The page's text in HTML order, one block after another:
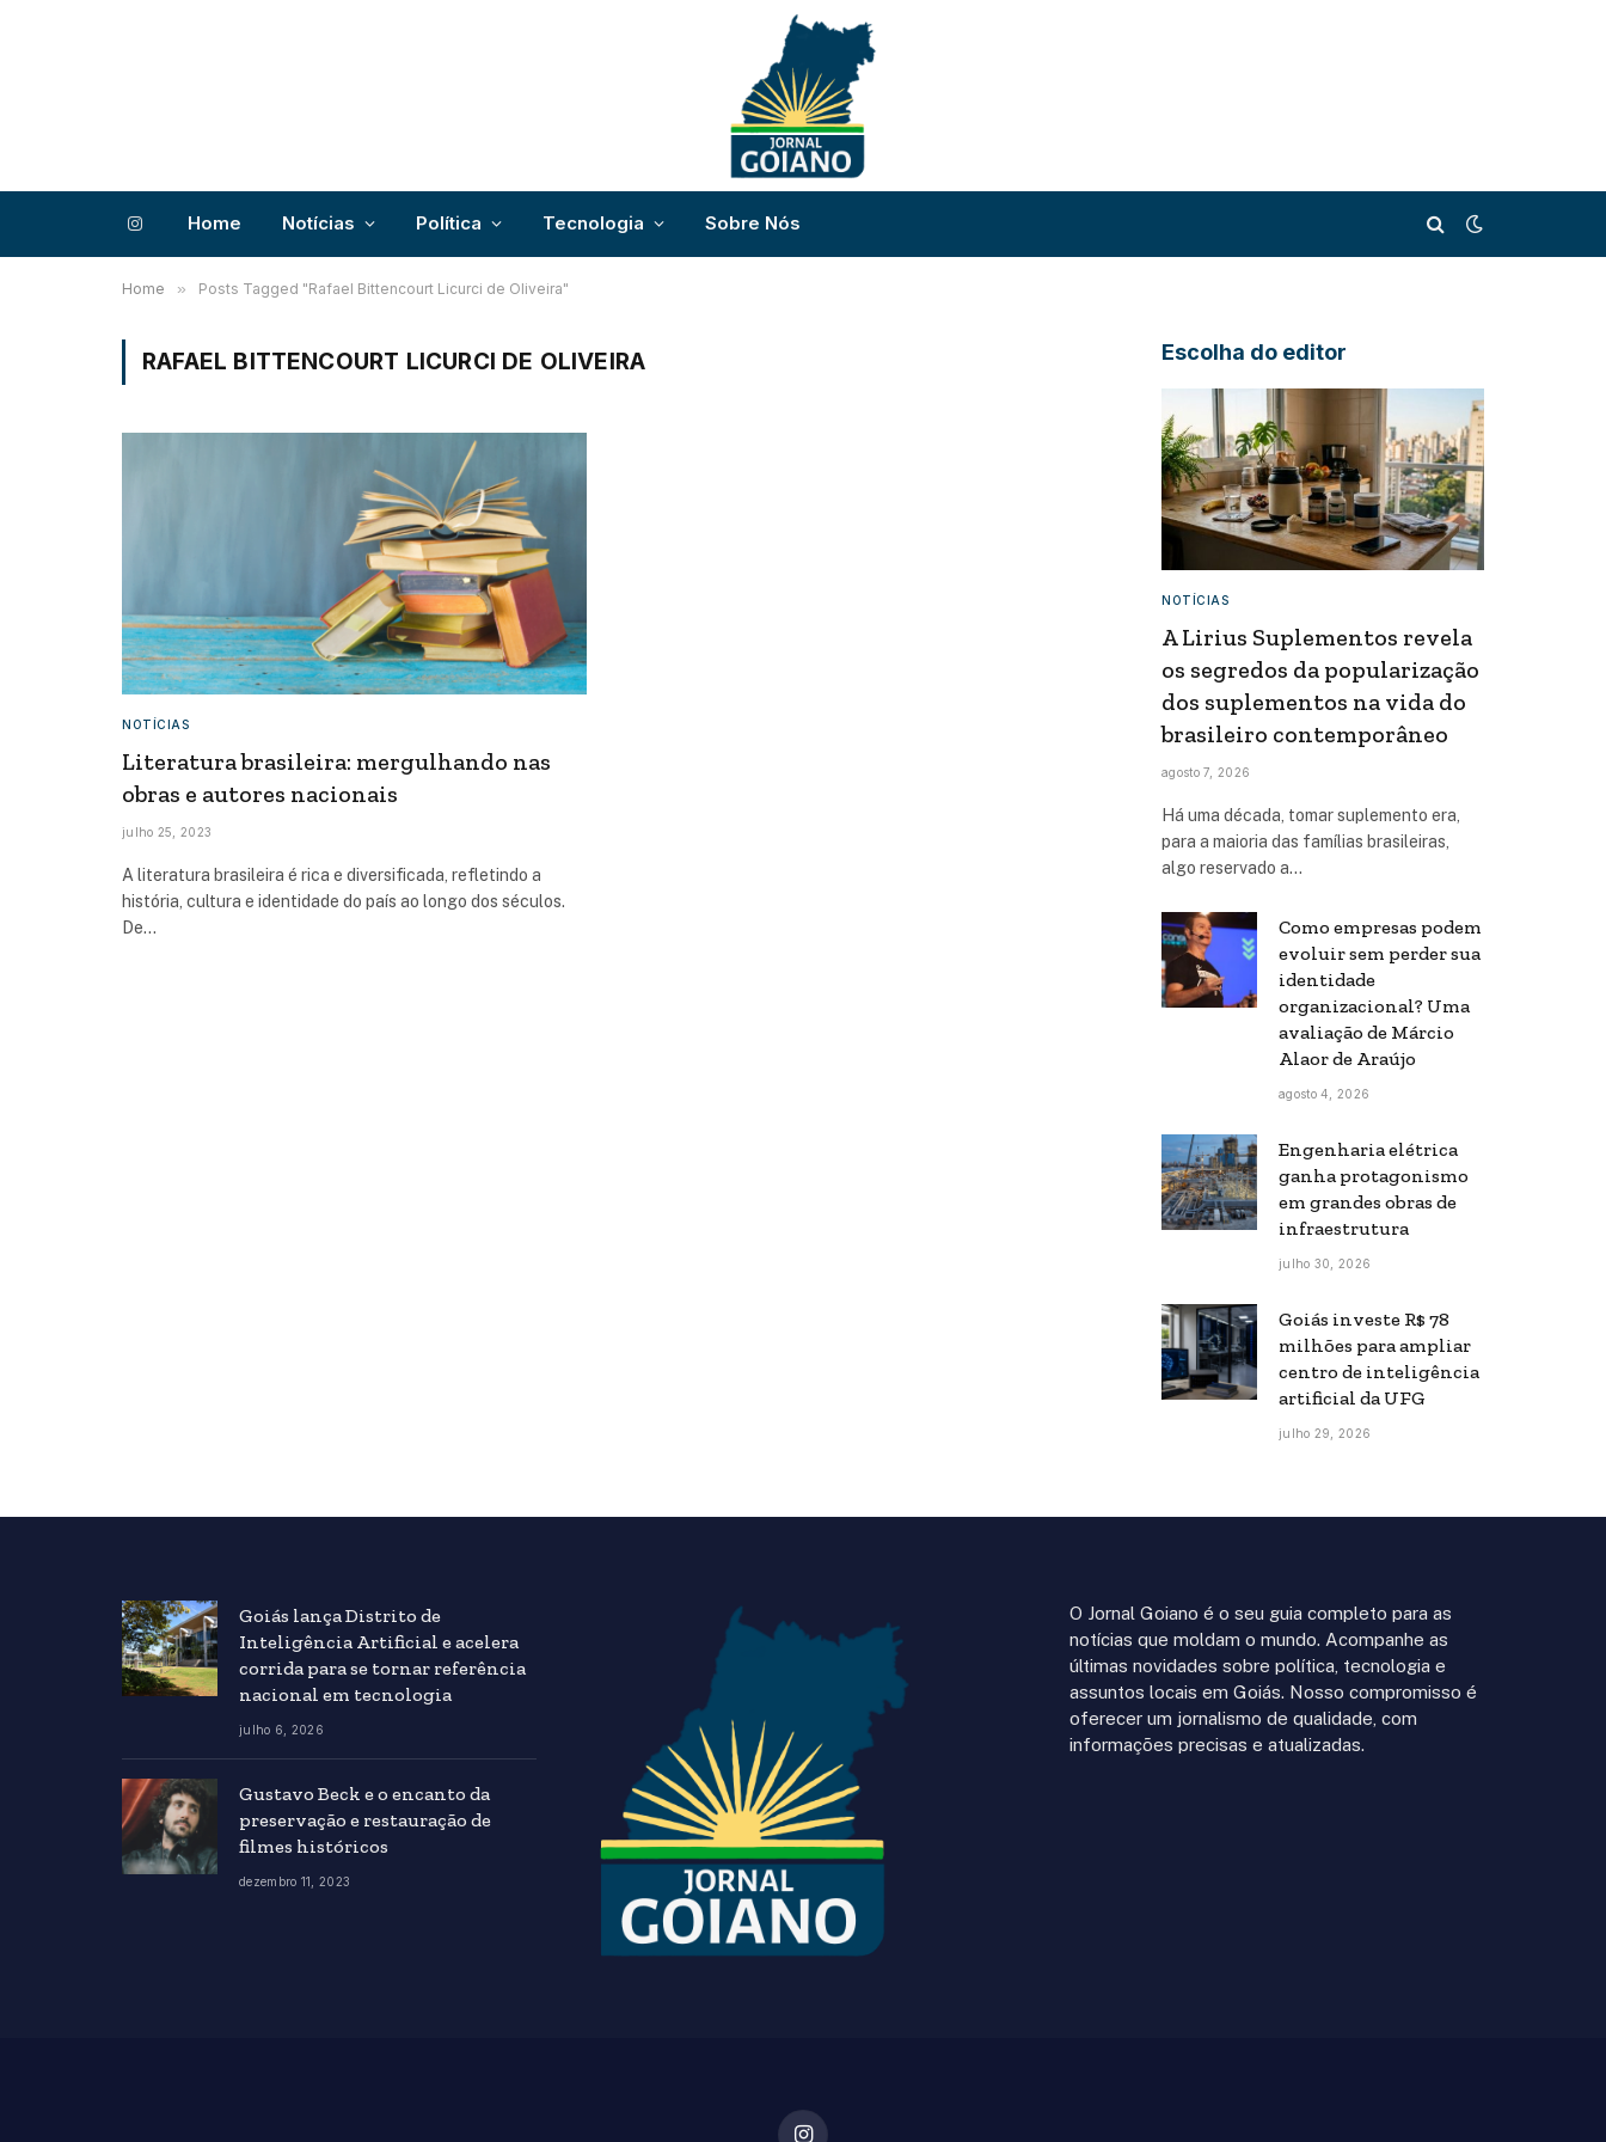
InstagramHome Notícias Política Tecnologia Sobre Nós
Home » Posts Tagged "Rafael Bittencourt Licurci de Oliveira"
RAFAEL BITTENCOURT LICURCI DE OLIVEIRA
NOTÍCIAS
Literatura brasileira: mergulhando nas
obras e autores nacionais
julho 25, 2023
A literatura brasileira é rica e diversificada, refletindo a
história, cultura e identidade do país ao longo dos séculos.
De…
Escolha do editor
NOTÍCIAS
A Lirius Suplementos revela
os segredos da popularização
dos suplementos na vida do
brasileiro contemporâneo
agosto 7, 2026
Há uma década, tomar suplemento era,
para a maioria das famílias brasileiras,
algo reservado a…
Como empresas podem
evoluir sem perder sua
identidade
organizacional? Uma
avaliação de Márcio
Alaor de Araújo
agosto 4, 2026
Engenharia elétrica
ganha protagonismo
em grandes obras de
infraestrutura
julho 30, 2026
Goiás investe R$ 78
milhões para ampliar
centro de inteligência
artificial da UFG
julho 29, 2026
Goiás lança Distrito de
Inteligência Artificial e acelera
corrida para se tornar referência
nacional em tecnologia
julho 6, 2026
Gustavo Beck e o encanto da
preservação e restauração de
filmes históricos
dezembro 11, 2023
O Jornal Goiano é o seu guia completo para as
notícias que moldam o mundo. Acompanhe as
últimas novidades sobre política, tecnologia e
assuntos locais em Goiás. Nosso compromisso é
oferecer um jornalismo de qualidade, com
informações precisas e atualizadas.